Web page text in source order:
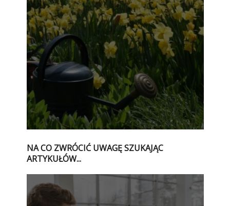
NA CO ZWRÓCIĆ UWAGĘ SZUKAJĄC
ARTYKUŁÓW...